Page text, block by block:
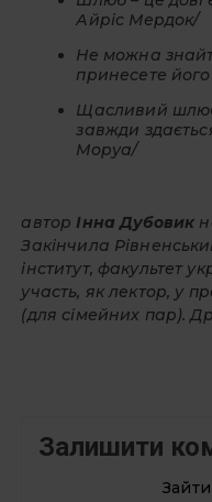
Айріс Мердок/
Не можна
принесете
Щасливий
завжди
Моруа/
авторІнна Дубовик
Закінчила
інститут, факультет
участь, як лектор, у
(для сімейних пар).
Залишити